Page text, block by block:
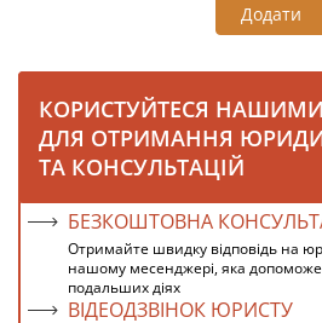
Додати
КОРИСТУЙТЕСЯ
ДЛЯ ОТРИМАННЯ
ТА КОНСУЛЬТАЦІЙ
БЕЗКОШТОВНА
Отримайте швидку відповідь на
нашому месенджері, яка допоможе
подальших діях
ВІДЕОДЗВІНОК ЮРИСТУ